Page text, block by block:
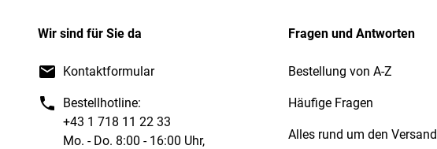
Wir sind für Sie da
Kontaktformular
Bestellhotline:
+43 1 718 11 22 33
Mo. - Do. 8:00 - 16:00 Uhr,
Fragen und Antworten
Bestellung von A-Z
Häufige Fragen
Alles rund um den Versand